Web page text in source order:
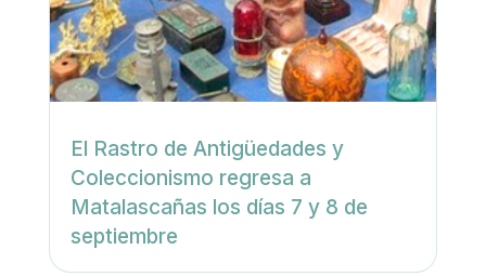
El Rastro de Antigüedades y
Coleccionismo regresa a
Matalascañas los días 7 y 8 de
septiembre